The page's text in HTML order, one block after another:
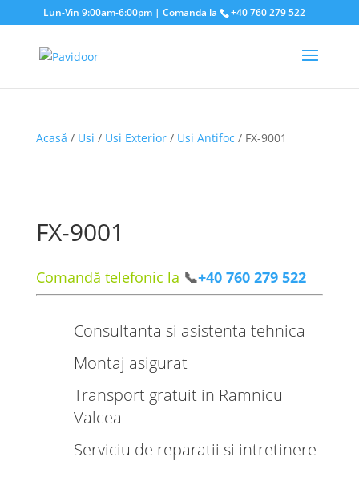
Lun-Vin 9:00am-6:00pm | Comanda la +40 760 279 522
Acasă / Usi / Usi Exterior/ Usi Antifoc / FX-9001
FX-9001
Comandă telefonic la 📞+40 760 279 522
Consultanta si asistenta tehnica
Montaj asigurat
Transport gratuit in Ramnicu
Valcea
Serviciu de reparatii si intretinere